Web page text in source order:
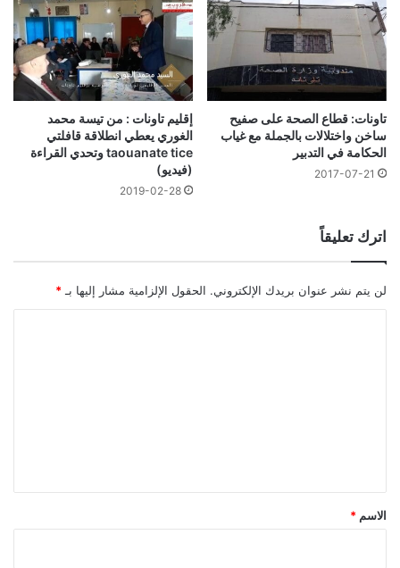
تاونات: قطاع الصحة على صفيح
ساخن واختلالات بالجملة مع غياب
الحكامة في التدبير
2017-07-21
إقليم تاونات : من تيسة محمد
الغوري يعطي انطلاقة قافلتي
taouanate tice وتحدي القراءة
(فيديو)
2019-02-28
اترك تعليقاً
لن يتم نشر عنوان بريدك الإلكتروني. الحقول الإلزامية مشار إليها بـ *
*
الاسم *